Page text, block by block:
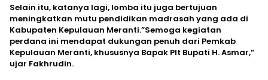
Selain itu, katanya lagi, lomba itu juga bertujuan
meningkatkan mutu pendidikan madrasah yang ada di
Kabupaten Kepulauan Meranti.”Semoga kegiatan
perdana ini mendapat dukungan penuh dari Pemkab
Kepulauan Meranti, khususnya Bapak Plt Bupati H. Asmar,”
ujar Fakhrudin.